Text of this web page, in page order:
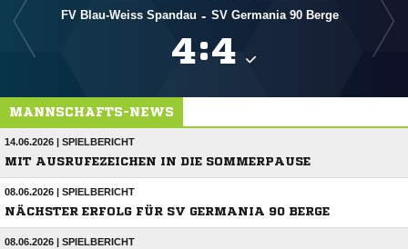
FV Blau-Weiss Spandau - SV Germania 90 Berge
:
MANNSCHAFTS-NEWS
14.06.2026 | SPIELBERICHT
MIT AUSRUFEZEICHEN IN DIE SOMMERPAUSE
08.06.2026 | SPIELBERICHT
NÄCHSTER ERFOLG FÜR SV GERMANIA 90 BERGE
08.06.2026 | SPIELBERICHT